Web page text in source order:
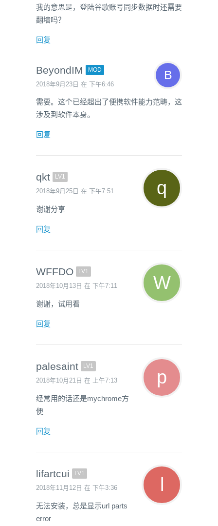
我的意思是，登陆谷歌账号同步数据时还需要
翻墙吗？
回复
BeyondIM MOD
2018年9月23日 在 下午6:46
需要。这个已经超出了便携软件能力范畴，这
涉及到软件本身。
回复
qkt LV1
2018年9月25日 在 下午7:51
谢谢分享
回复
WFFDO LV1
2018年10月13日 在 下午7:11
谢谢，试用看
回复
palesaint LV1
2018年10月21日 在 上午7:13
经常用的话还是mychrome方
便
回复
lifartcui LV1
2018年11月12日 在 下午3:36
无法安装，总是显示url parts
error